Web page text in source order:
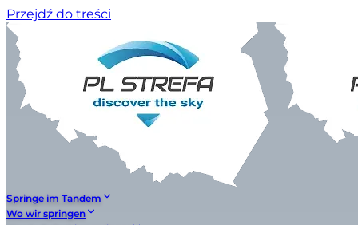
Przejdź do treści
Springe im Tandem
Wo wir springen